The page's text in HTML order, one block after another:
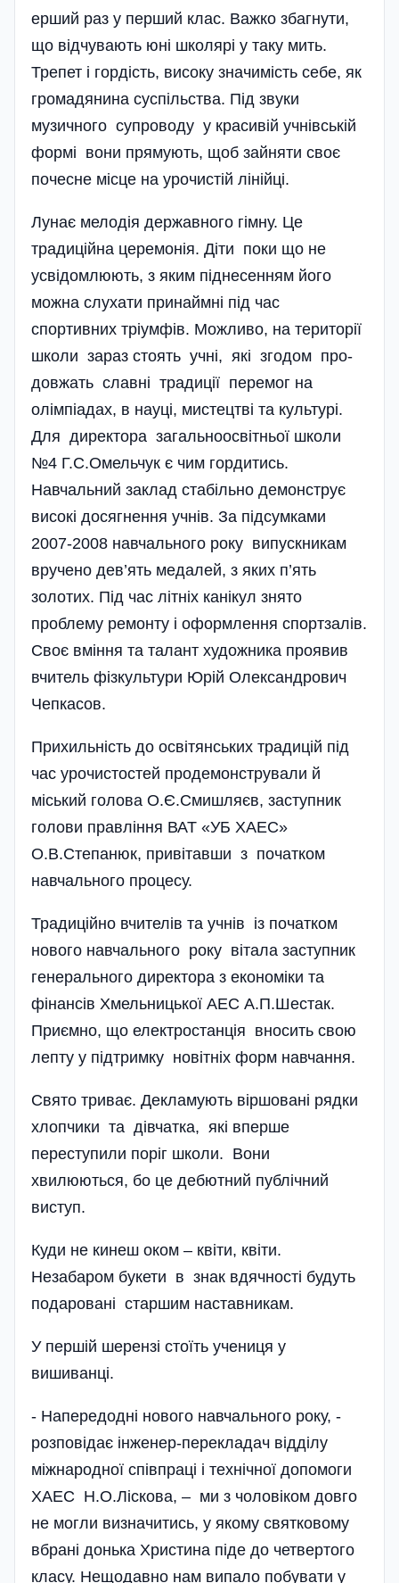
ерший раз у перший клас. Важко збагнути,
що відчувають юні школярі у таку мить.
Трепет і гордість, високу значимість себе, як
громадянина суспіль­ства. Під звуки
музичного супроводу у красивій учнівській
формі вони прямують, щоб зайняти своє
почесне місце на урочистій лінійці.
Лунає мелодія державного гімну. Це
традиційна церемонія. Діти поки що не
усвідомлюють, з яким піднесенням його
можна слухати принаймні під час
спортивних тріумфів. Можливо, на території
школи зараз стоять учні, які згодом про­
довжать славні традиції перемог на
олімпіадах, в науці, мистецтві та культурі.
Для директора загально­освітньої школи
№4 Г.С.Омель­чук є чим гордитись.
Навчальний заклад стабільно демонструє
високі досягнення учнів. За підсумками
2007-2008 навчального року випускникам
вручено дев’ять медалей, з яких п’ять
золотих. Під час літніх канікул знято
проблему ремонту і оформлення спортзалів.
Своє вміння та талант художника проявив
вчитель фізкультури Юрій Олександрович
Чепкасов.
Прихильність до освітянських традицій під
час урочистостей продемонстрували й
міський голова О.Є.Смишляєв, заступник
голови правління ВАТ «УБ ХАЕС»
О.В.Степанюк, привітавши з початком
навчального процесу.
Традиційно вчителів та учнів із початком
нового навчального року вітала заступник
генерального директора з економіки та
фінансів Хмельницької АЕС А.П.Шестак.
Приємно, що електростанція вносить свою
лепту у підтримку новітніх форм навчання.
Свято триває. Декламують віршовані рядки
хлопчики та дівчатка, які вперше
переступили поріг школи. Вони
хвилюються, бо це дебютний публічний
виступ.
Куди не кинеш оком – квіти, квіти.
Незабаром букети в знак вдячності будуть
подаровані старшим наставникам.
У першій шерензі стоїть учениця у
вишиванці.
- Напередодні нового навчального року, -
розпо­відає інженер-перекладач відділу
міжнародної співпраці і технічної допомоги
ХАЕС Н.О.Ліскова, – ми з чоловіком довго
не могли визначитись, у якому святковому
вбрані донька Христина піде до четвертого
класу. Нещодавно нам випало побувати у